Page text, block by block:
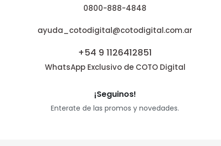
0800-888-4848
ayuda_cotodigital@cotodigital.com.ar
+54 9 1126412851
WhatsApp Exclusivo de COTO Digital
¡Seguinos!
Enterate de las promos y novedades.